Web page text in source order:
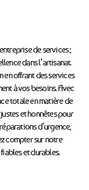
de services ;
dans l’artisanat.
en offrant des services
à vos besoins. Avec
totale en matière de
et honnêtes pour
d’urgence,
compter sur notre
et durables.